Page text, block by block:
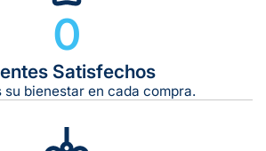
0
Satisfechos
su bienestar en cada compra.